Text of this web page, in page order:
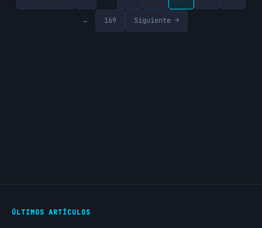
… 169 Siguiente →
ÚLTIMOS ARTÍCULOS